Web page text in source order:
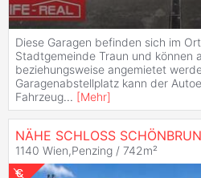
Diese Garagen befinden sich im
Stadtgemeinde Traun und können
beziehungsweise angemietet
Garagenabstellplatz kann der
Fahrzeug... [Mehr]
1140 Wien,Penzing / 742m²